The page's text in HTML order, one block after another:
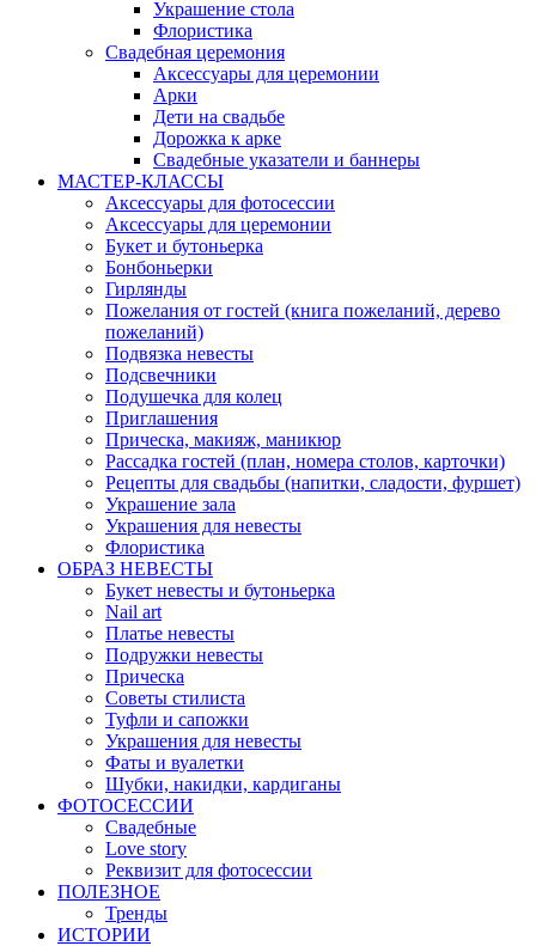
Украшение стола
Флористика
Свадебная церемония
Аксессуары для церемонии
Арки
Дети на свадьбе
Дорожка к арке
Свадебные указатели и баннеры
МАСТЕР-КЛАССЫ
Аксессуары для фотосессии
Аксессуары для церемонии
Букет и бутоньерка
Бонбоньерки
Гирлянды
Пожелания от гостей (книга пожеланий, дерево
пожеланий)
Подвязка невесты
Подсвечники
Подушечка для колец
Приглашения
Прическа, макияж, маникюр
Рассадка гостей (план, номера столов, карточки)
Рецепты для свадьбы (напитки, сладости, фуршет)
Украшение зала
Украшения для невесты
Флористика
ОБРАЗ НЕВЕСТЫ
Букет невесты и бутоньерка
Nail art
Платье невесты
Подружки невесты
Прическа
Советы стилиста
Туфли и сапожки
Украшения для невесты
Фаты и вуалетки
Шубки, накидки, кардиганы
ФОТОСЕССИИ
Свадебные
Love story
Реквизит для фотосессии
ПОЛЕЗНОЕ
Тренды
ИСТОРИИ